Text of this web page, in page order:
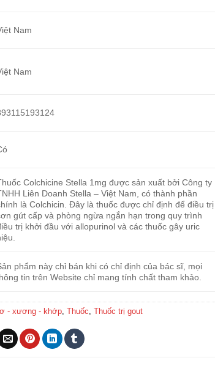
Nam
Nam
Colchicine Stella 1mg được sản xuất bởi Công ty
Liên Doanh Stella – Việt Nam, có thành phần
là Colchicin. Đây là thuốc được chỉ định để điều trị
gút cấp và phòng ngừa ngắn hạn trong quy trình
trị khởi đầu với allopurinol và các thuốc gây uric
phẩm này chỉ bán khi có chỉ định của bác sĩ, mọi
tin trên Website chỉ mang tính chất tham khảo.
- xương - khớp, Thuốc, Thuốc trị gout